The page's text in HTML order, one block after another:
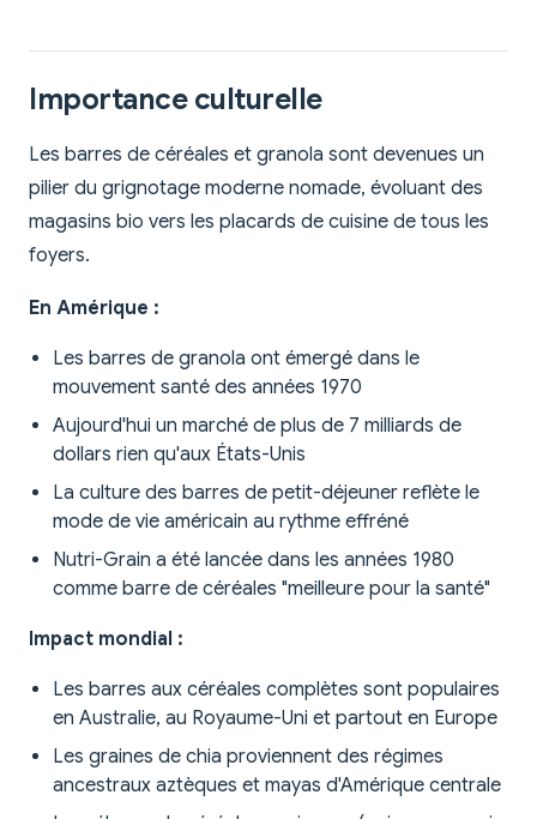
Importance culturelle
Les barres de céréales et granola sont devenues un
pilier du grignotage moderne nomade, évoluant des
magasins bio vers les placards de cuisine de tous les
foyers.
En Amérique :
Les barres de granola ont émergé dans le
mouvement santé des années 1970
Aujourd'hui un marché de plus de 7 milliards de
dollars rien qu'aux États-Unis
La culture des barres de petit-déjeuner reflète le
mode de vie américain au rythme effréné
Nutri-Grain a été lancée dans les années 1980
comme barre de céréales "meilleure pour la santé"
Impact mondial :
Les barres aux céréales complètes sont populaires
en Australie, au Royaume-Uni et partout en Europe
Les graines de chia proviennent des régimes
ancestraux aztèques et mayas d'Amérique centrale